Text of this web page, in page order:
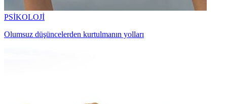
PSİKOLOJİ
Olumsuz düşüncelerden kurtulmanın yolları